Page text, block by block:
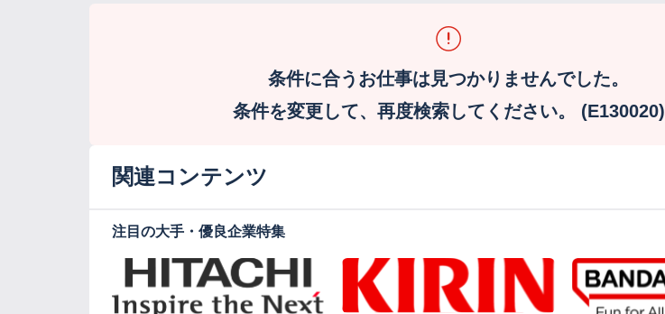
条件に合うお仕事は見つかりませんでした。
条件を変更して、再度検索してください。 (E130020)
関連コンテンツ
注目の大手・優良企業特集